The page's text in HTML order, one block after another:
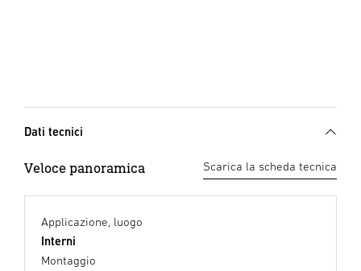
Dati tecnici
Veloce panoramica Scarica la scheda tecnica
Applicazione, luogo
Interni
Montaggio